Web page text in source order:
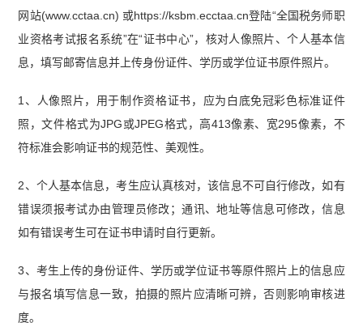
网站(www.cctaa.cn) 或https://ksbm.ecctaa.cn登陆“全国税务师职
业资格考试报名系统”在“证书中心”，核对人像照片、个人基本信
息，填写邮寄信息并上传身份证件、学历或学位证书原件照片。
1、人像照片，用于制作资格证书，应为白底免冠彩色标准证件
照，文件格式为JPG或JPEG格式，高413像素、宽295像素，不
符标准会影响证书的规范性、美观性。
2、个人基本信息，考生应认真核对，该信息不可自行修改，如有
错误须报考试办由管理员修改；通讯、地址等信息可修改，信息
如有错误考生可在证书申请时自行更新。
3、考生上传的身份证件、学历或学位证书等原件照片上的信息应
与报名填写信息一致，拍摄的照片应清晰可辨，否则影响审核进
度。